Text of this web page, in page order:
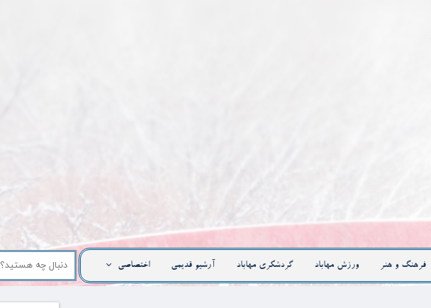
فرهنگ و هنر ورزش مهاباد گردشگری مهاباد آرشیو قدیمی اختصاصی